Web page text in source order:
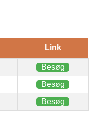
Link
Besøg
Besøg
Besøg